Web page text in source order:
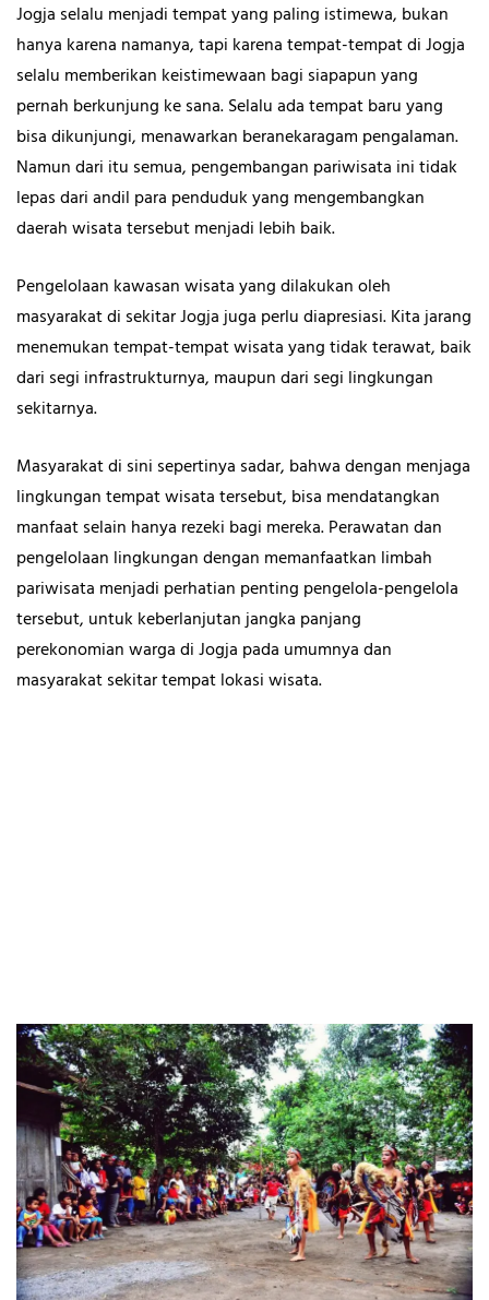
Jogja selalu menjadi tempat yang paling istimewa, bukan
hanya karena namanya, tapi karena tempat-tempat di Jogja
selalu memberikan keistimewaan bagi siapapun yang
pernah berkunjung ke sana. Selalu ada tempat baru yang
bisa dikunjungi, menawarkan beranekaragam pengalaman.
Namun dari itu semua, pengembangan pariwisata ini tidak
lepas dari andil para penduduk yang mengembangkan
daerah wisata tersebut menjadi lebih baik.
Pengelolaan kawasan wisata yang dilakukan oleh
masyarakat di sekitar Jogja juga perlu diapresiasi. Kita jarang
menemukan tempat-tempat wisata yang tidak terawat, baik
dari segi infrastrukturnya, maupun dari segi lingkungan
sekitarnya.
Masyarakat di sini sepertinya sadar, bahwa dengan menjaga
lingkungan tempat wisata tersebut, bisa mendatangkan
manfaat selain hanya rezeki bagi mereka. Perawatan dan
pengelolaan lingkungan dengan memanfaatkan limbah
pariwisata menjadi perhatian penting pengelola-pengelola
tersebut, untuk keberlanjutan jangka panjang
perekonomian warga di Jogja pada umumnya dan
masyarakat sekitar tempat lokasi wisata.